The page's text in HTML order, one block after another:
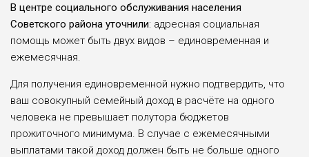
В центре социального обслуживания населения
Советского района уточнили: адресная социальная
помощь может быть двух видов – единовременная и
ежемесячная.
Для получения единовременной нужно подтвердить, что
ваш совокупный семейный доход в расчёте на одного
человека не превышает полутора бюджетов
прожиточного минимума. В случае с ежемесячными
выплатами такой доход должен быть не больше одного